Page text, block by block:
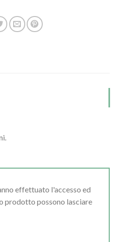
effettuato l'accesso ed
prodotto possono lasciare